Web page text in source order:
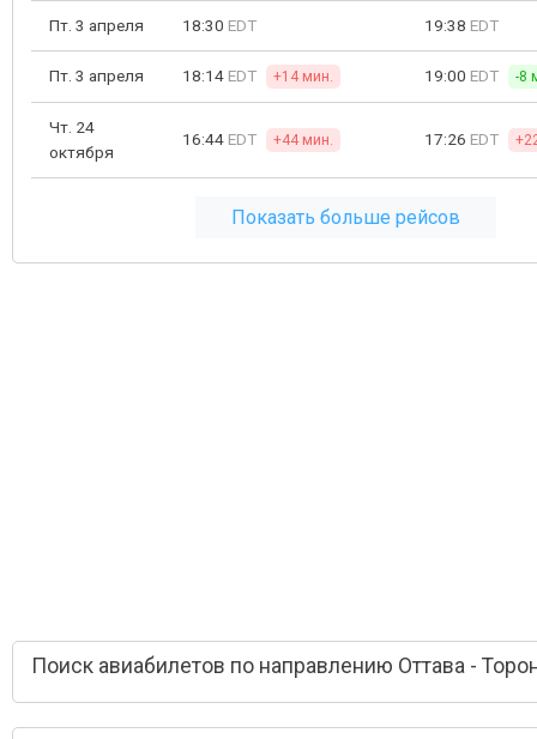
Пт. 3 апреля 18:30 EDT 19:38 EDT
Пт. 3 апреля 18:14 EDT +14 мин. 19:00 EDT -8
Чт. 24
октября
16:44 EDT +44 мин. 17:26 EDT
Показать больше рейсов
Поиск авиабилетов по направлению Оттава -